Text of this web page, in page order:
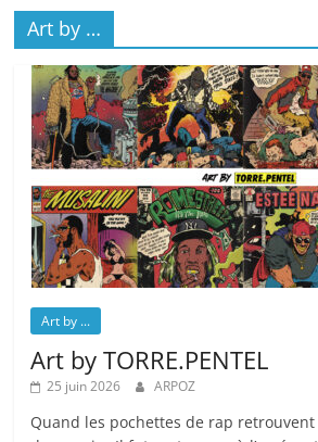
Art by …
Art by ...
Art by TORRE.PENTEL
25 juin 2026 ARPOZ
Quand les pochettes de rap retrouvent